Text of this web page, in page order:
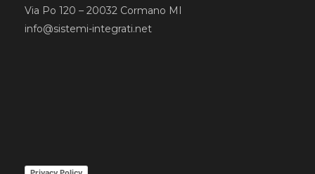
Via Po 120 – 20032 Cormano MI
info@sistemi-integrati.net